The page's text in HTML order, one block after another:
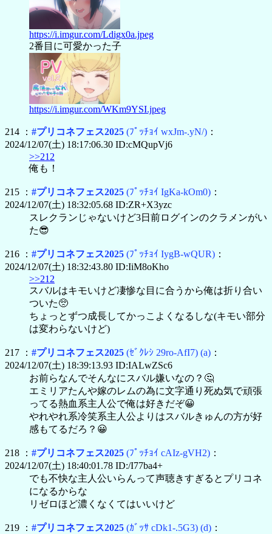
https://i.imgur.com/Ldigx0a.jpeg
2番目に可愛かった子
https://i.imgur.com/WKm9YSI.jpeg
214 ： #プリコネフェス2025 (ﾌﾟｯﾁｮｲ wxJm-.yN/) ：
2024/12/07(土) 18:17:06.30 ID:cMQupVj6
>>212
俺も！
215 ： #プリコネフェス2025 (ﾌﾟｯﾁｮｲ IgKa-kOm0) ：
2024/12/07(土) 18:32:05.68 ID:ZR+X3yzc
スレクランじゃないけど3日前ログインのクラメンがい
た😎
216 ： #プリコネフェス2025 (ﾌﾟｯﾁｮｲ IygB-wQUR) ：
2024/12/07(土) 18:32:43.80 ID:IiM8oKho
>>212
スバルはキモいけど凄惨な目に合うから俺は折り合い
ついた🥺
ちょっとずつ成長してかっこよくなるしな(キモい部分
は変わらないけど)
217 ： #プリコネフェス2025 (ｾﾞｸﾚｼ 29ro-AfI7) (a) ：
2024/12/07(土) 18:39:13.93 ID:IALwZSc6
お前らなんでそんなにスバル嫌いなの？🤔
エミリアたんや嫁のレムの為に文字通り死ぬ気で頑張
ってる熱血系主人公で俺は好きだぞ😀
やれやれ系冷笑系主人公よりはスバルきゅんの方が好
感もてるだろ？😀
218 ： #プリコネフェス2025 (ﾌﾟｯﾁｮｲ cAIz-gVH2) ：
2024/12/07(土) 18:40:01.78 ID:/I77ba4+
でも不快な主人公いらんって声聴きすぎるとプリコネ
になるからな
リゼロほど濃くなくてはいいけど
219 ： #プリコネフェス2025 (ｶﾞｯｻ cDk1-.5G3) (d) ：